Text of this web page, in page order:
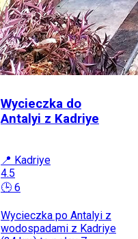
Wycieczka do
Antalyi z Kadriye
📍 Kadriye
4.5
🕒 6
Wycieczka po Antalyi z
wodospadami z Kadriye